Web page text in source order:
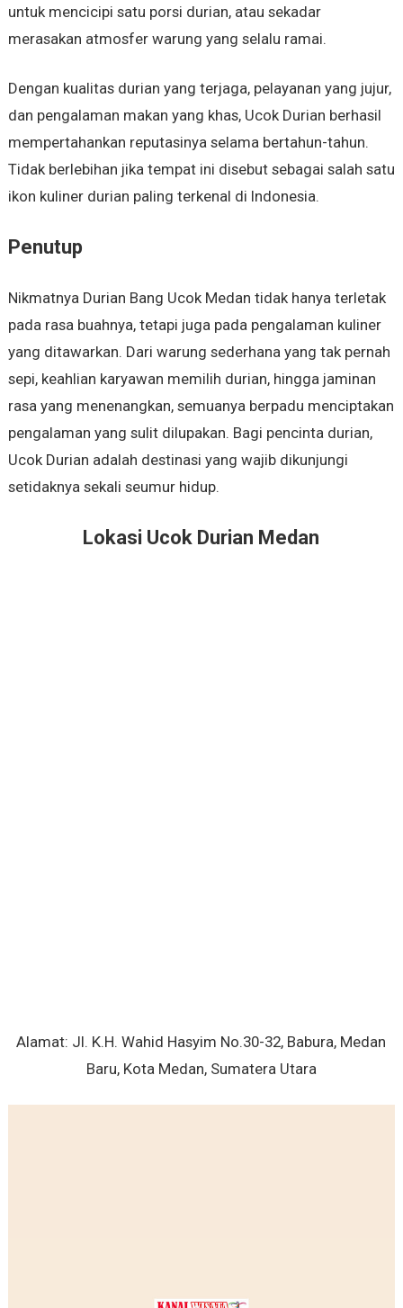
untuk mencicipi satu porsi durian, atau sekadar
merasakan atmosfer warung yang selalu ramai.
Dengan kualitas durian yang terjaga, pelayanan yang jujur,
dan pengalaman makan yang khas, Ucok Durian berhasil
mempertahankan reputasinya selama bertahun-tahun.
Tidak berlebihan jika tempat ini disebut sebagai salah satu
ikon kuliner durian paling terkenal di Indonesia.
Penutup
Nikmatnya Durian Bang Ucok Medan tidak hanya terletak
pada rasa buahnya, tetapi juga pada pengalaman kuliner
yang ditawarkan. Dari warung sederhana yang tak pernah
sepi, keahlian karyawan memilih durian, hingga jaminan
rasa yang menenangkan, semuanya berpadu menciptakan
pengalaman yang sulit dilupakan. Bagi pencinta durian,
Ucok Durian adalah destinasi yang wajib dikunjungi
setidaknya sekali seumur hidup.
Lokasi Ucok Durian Medan
Alamat: Jl. K.H. Wahid Hasyim No.30-32, Babura, Medan
Baru, Kota Medan, Sumatera Utara